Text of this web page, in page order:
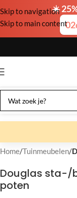
☀️
02
Skip to navigation
Skip to main content
Home Tuinmeubelen
Douglas sta-/
poten